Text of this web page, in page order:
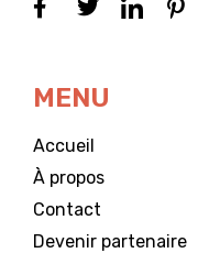
MENU
Accueil
À propos
Contact
Devenir partenaire